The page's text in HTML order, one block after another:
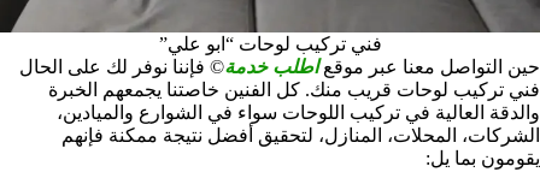
فني تركيب لوحات “ابو علي”
حين التواصل معنا عبر موقعاطلب خدمة© فإننا نوفر لك على الحال
فني تركيب لوحات قريب منك. كل الفنين خاصتنا يجمعهم الخبرة
والدقة العالية في تركيب اللوحات سواء في الشوارع والميادين،
الشركات، المحلات، المنازل، لتحقيق أفضل نتيجة ممكنة فإنهم
يقومون بما يل: